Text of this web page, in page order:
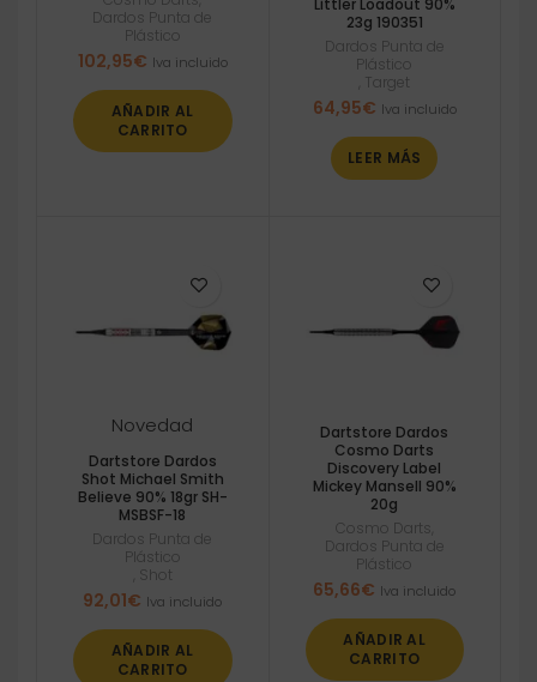
Dardos Punta de
Plástico
102,95€ Iva incluido
AÑADIR AL
CARRITO
23g 190351
Dardos Punta de
Plástico
Target
64,95€ Iva incluido
LEER MÁS
Novedad
Dartstore Dardos
Shot Michael Smith
Believe 90% 18gr SH-
MSBSF-18
Dardos Punta de
Plástico
Shot
92,01€ Iva incluido
AÑADIR AL
CARRITO
Dartstore Dardos
Cosmo Darts
Discovery Label
Mickey Mansell 90%
20g
Cosmo Darts
Dardos Punta de
Plástico
65,66€ Iva incluido
AÑADIR AL
CARRITO